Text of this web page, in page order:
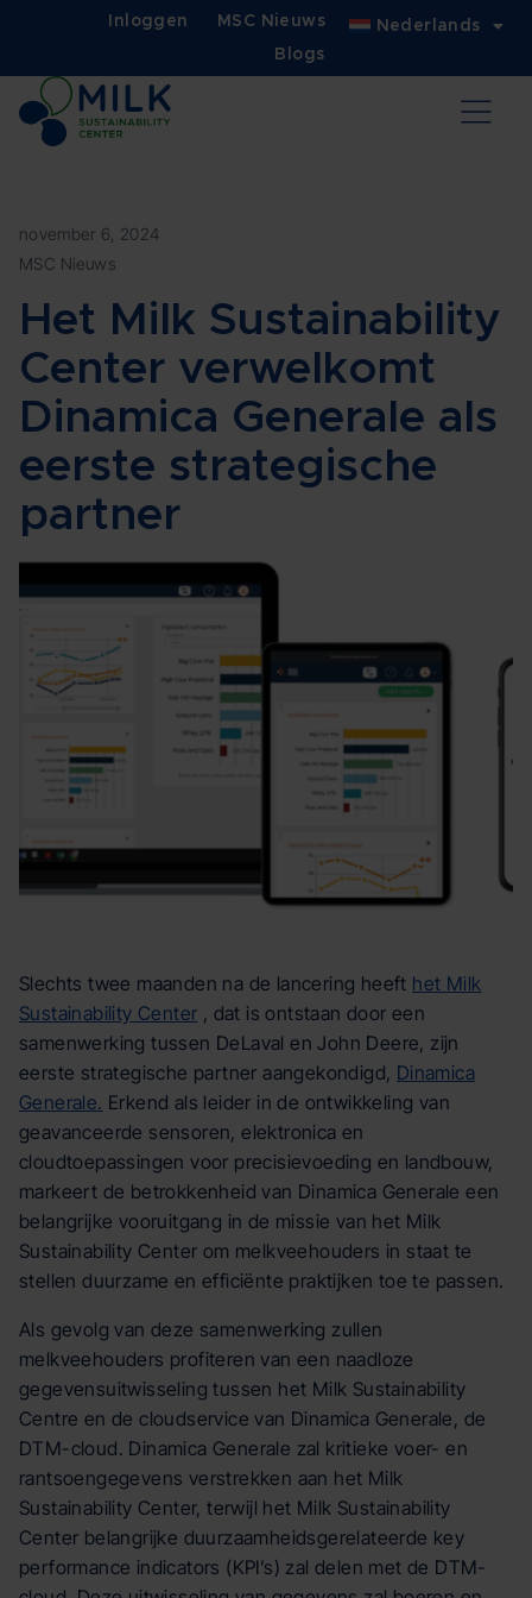
Inloggen
MSC Nieuws
Blogs
Nederlands
november 6, 2024
MSC Nieuws
Het Milk Sustainability
Center verwelkomt
Dinamica Generale als
eerste strategische
partner
Slechts twee maanden na de lancering heeft het Milk
Sustainability Center , dat is ontstaan door een
samenwerking tussen DeLaval en John Deere, zijn
eerste strategische partner aangekondigd, Dinamica
Generale. Erkend als leider in de ontwikkeling van
geavanceerde sensoren, elektronica en
cloudtoepassingen voor precisievoeding en landbouw,
markeert de betrokkenheid van Dinamica Generale een
belangrijke vooruitgang in de missie van het Milk
Sustainability Center om melkveehouders in staat te
stellen duurzame en efficiënte praktijken toe te passen.
Als gevolg van deze samenwerking zullen
melkveehouders profiteren van een naadloze
gegevensuitwisseling tussen het Milk Sustainability
Centre en de cloudservice van Dinamica Generale, de
DTM-cloud. Dinamica Generale zal kritieke voer- en
rantsoengegevens verstrekken aan het Milk
Sustainability Center, terwijl het Milk Sustainability
Center belangrijke duurzaamheidsgerelateerde key
performance indicators (KPI’s) zal delen met de DTM-